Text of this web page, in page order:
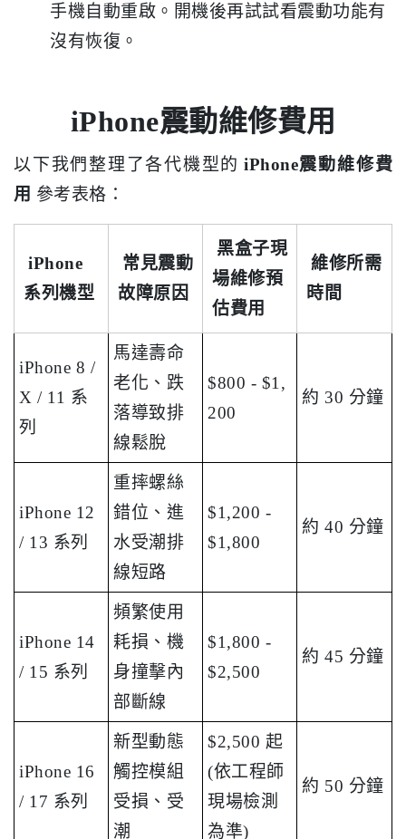
手機自動重啟。開機後再試試看震動功能有
沒有恢復。
iPhone震動維修費用
以下我們整理了各代機型的 iPhone震動維修費
用 參考表格：
iPhone
系列機型
常見震動
故障原因
黑盒子現
場維修預
估費用
維修所需
時間
iPhone 8 /
X / 11 系
列
馬達壽命
老化、跌
落導致排
線鬆脫
$800 - $1,
200
約 30 分鐘
iPhone 12
/ 13 系列
重摔螺絲
錯位、進
水受潮排
線短路
$1,200 -
$1,800
約 40 分鐘
iPhone 14
/ 15 系列
頻繁使用
耗損、機
身撞擊內
部斷線
$1,800 -
$2,500
約 45 分鐘
iPhone 16
/ 17 系列
新型動態
觸控模組
受損、受
潮
$2,500 起
(依工程師
現場檢測
為準)
約 50 分鐘